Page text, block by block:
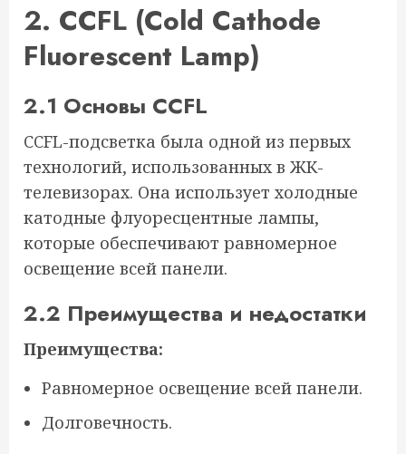
2. CCFL (Cold Cathode
Fluorescent Lamp)
2.1 Основы CCFL
CCFL-подсветка была одной из первых
технологий, использованных в ЖК-
телевизорах. Она использует холодные
катодные флуоресцентные лампы,
которые обеспечивают равномерное
освещение всей панели.
2.2 Преимущества и недостатки
Преимущества:
Равномерное освещение всей панели.
Долговечность.